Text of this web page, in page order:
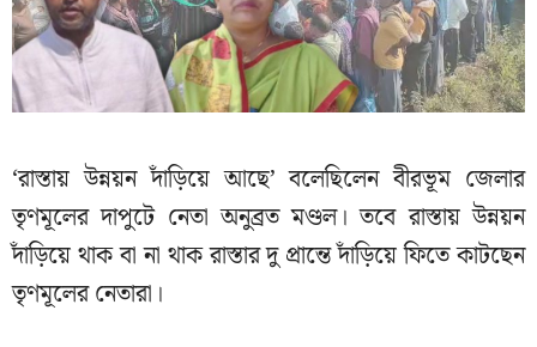
‘রাস্তায় উন্নয়ন দাঁড়িয়ে আছে’ বলেছিলেন বীরভূম জেলার
তৃণমূলের দাপুটে নেতা অনুব্রত মণ্ডল। তবে রাস্তায় উন্নয়ন
দাঁড়িয়ে থাক বা না থাক রাস্তার দু প্রান্তে দাঁড়িয়ে ফিতে কাটছেন
তৃণমূলের নেতারা।